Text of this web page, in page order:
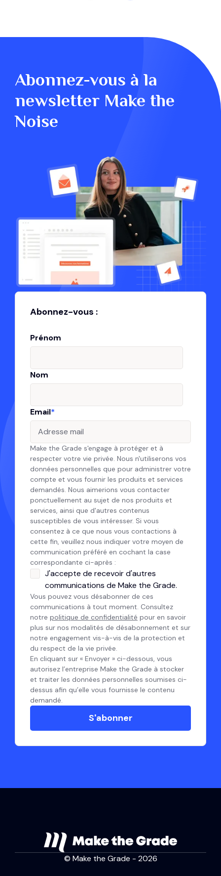
Abonnez-vous à la
newsletter Make the
Noise
Abonnez-vous :
Prénom
Nom
Email*
Make the Grade s'engage à protéger et à
respecter votre vie privée. Nous n'utiliserons vos
données personnelles que pour administrer votre
compte et vous fournir les produits et services
demandés. Nous aimerions vous contacter
ponctuellement au sujet de nos produits et
services, ainsi que d'autres contenus
susceptibles de vous intéresser. Si vous
consentez à ce que nous vous contactions à
cette fin, veuillez nous indiquer votre moyen de
communication préféré en cochant la case
correspondante ci-après :
J'accepte de recevoir d'autres
communications de Make the Grade.
Vous pouvez vous désabonner de ces
communications à tout moment. Consultez
notre politique de confidentialité pour en savoir
plus sur nos modalités de désabonnement et sur
notre engagement vis-à-vis de la protection et
du respect de la vie privée.
En cliquant sur « Envoyer » ci-dessous, vous
autorisez l’entreprise Make the Grade à stocker
et traiter les données personnelles soumises ci-
dessus afin qu’elle vous fournisse le contenu
demandé.
© Make the Grade - 2026